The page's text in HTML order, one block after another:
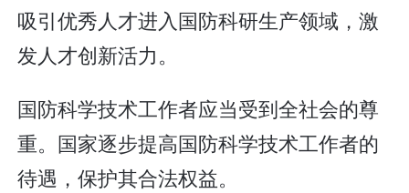
吸引优秀人才进入国防科研生产领域，激
发人才创新活力。
国防科学技术工作者应当受到全社会的尊
重。国家逐步提高国防科学技术工作者的
待遇，保护其合法权益。